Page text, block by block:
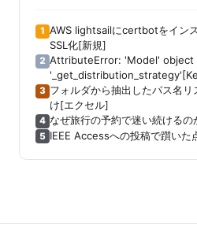
1 AWS lightsailにcertbotをイン
SSL化[新規]
2 AttributeError: 'Model' object
3 フォルダから抽出したパス名
け[エクセル]
4 なぜ旅行の予約で迷い続けるの
5 IEEE Accessへの投稿で躓いた